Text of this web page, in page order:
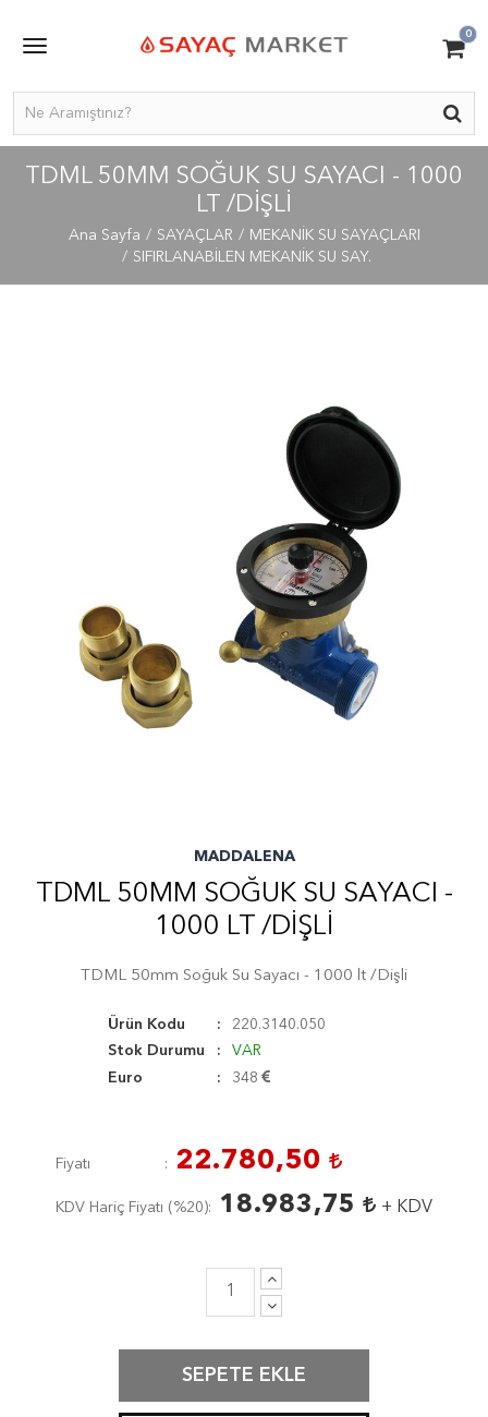
0
TDML 50MM SOĞUK SU SAYACI - 1000
LT /DIŞLI
Ana Sayfa SAYAÇLAR
MEKANİK SU SAYAÇLARI
SIFIRLANABİLEN MEKANİK SU SAY.
MADDALENA
TDML 50MM SOĞUK SU SAYACI -
1000 LT /DIŞLI
TDML 50mm Soğuk Su Sayacı - 1000 lt /Dişli
Ürün Kodu
220.3140.050
Stok Durumu
VAR
Euro
348
Fiyatı 22.780,50
KDV Hariç Fiyatı ( %20 ) 18.983,75 + KDV
SEPETE EKLE